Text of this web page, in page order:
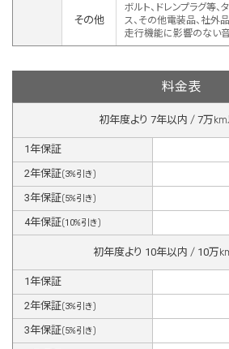
その他
ボルト、ドレンプラグ等、
ス、その他電装品、社外品
走行機能に影響のない音
料金表
初年度より 7年以内 / 7万
1年保証
2年保証(3%引き)
3年保証(5%引き)
4年保証(10%引き)
初年度より 10年以内 / 10万
1年保証
2年保証(3%引き)
3年保証(5%引き)